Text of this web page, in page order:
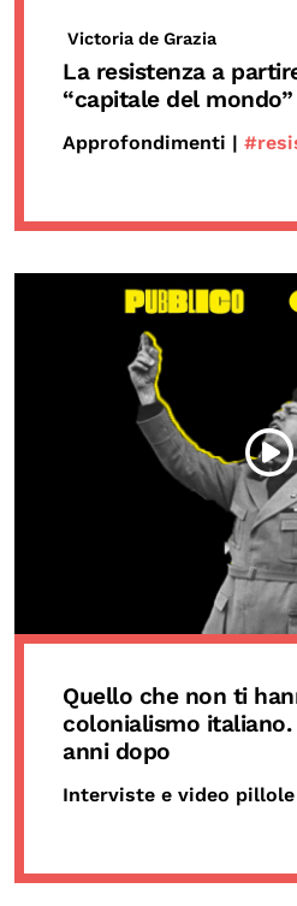
Victoria de Grazia
La resistenza a
“capitale del mondo”
Approfondimenti |
Quello che non ti
colonialismo italiano.
anni dopo
Interviste e video